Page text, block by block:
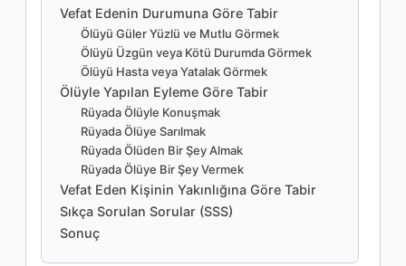
Vefat Edenin Durumuna Göre Tabir
Ölüyü Güler Yüzlü ve Mutlu Görmek
Ölüyü Üzgün veya Kötü Durumda Görmek
Ölüyü Hasta veya Yatalak Görmek
Ölüyle Yapılan Eyleme Göre Tabir
Rüyada Ölüyle Konuşmak
Rüyada Ölüye Sarılmak
Rüyada Ölüden Bir Şey Almak
Rüyada Ölüye Bir Şey Vermek
Vefat Eden Kişinin Yakınlığına Göre Tabir
Sıkça Sorulan Sorular (SSS)
Sonuç